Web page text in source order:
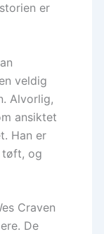
er
veldig
Alvorlig,
ansiktet
Han er
tøft, og
Craven
De